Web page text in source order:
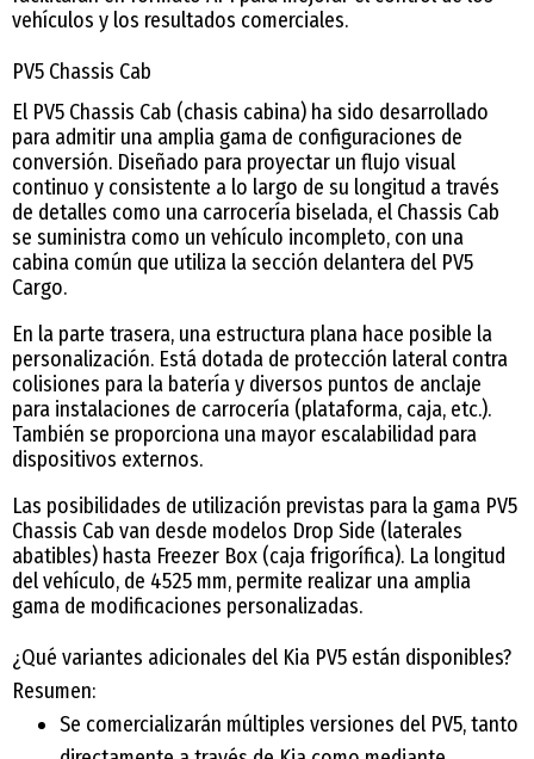
vehículos y los resultados comerciales.
PV5 Chassis Cab
El PV5 Chassis Cab (chasis cabina) ha sido desarrollado
para admitir una amplia gama de configuraciones de
conversión. Diseñado para proyectar un flujo visual
continuo y consistente a lo largo de su longitud a través
de detalles como una carrocería biselada, el Chassis Cab
se suministra como un vehículo incompleto, con una
cabina común que utiliza la sección delantera del PV5
Cargo.
En la parte trasera, una estructura plana hace posible la
personalización. Está dotada de protección lateral contra
colisiones para la batería y diversos puntos de anclaje
para instalaciones de carrocería (plataforma, caja, etc.).
También se proporciona una mayor escalabilidad para
dispositivos externos.
Las posibilidades de utilización previstas para la gama PV5
Chassis Cab van desde modelos Drop Side (laterales
abatibles) hasta Freezer Box (caja frigorífica). La longitud
del vehículo, de 4525 mm, permite realizar una amplia
gama de modificaciones personalizadas.
¿Qué variantes adicionales del Kia PV5 están disponibles?
Resumen:
Se comercializarán múltiples versiones del PV5, tanto